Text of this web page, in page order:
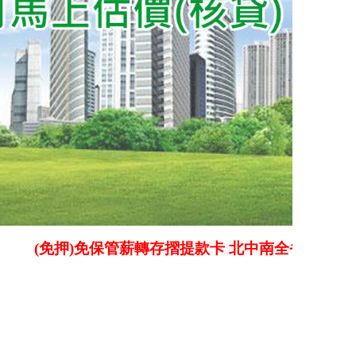
)免保管薪轉存摺提款卡 北中南全省皆有服務,離島